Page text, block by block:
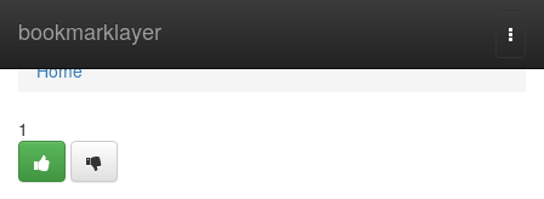
bookmarklayer
Home
Home
1